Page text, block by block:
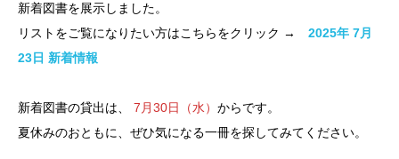
新着図書を展示しました。
リストをご覧になりたい方はこちらをクリック → 2025年 7月
23日 新着情報
新着図書の貸出は、 7月30日（水） からです。
夏休みのおともに、ぜひ気になる一冊を探してみてください。